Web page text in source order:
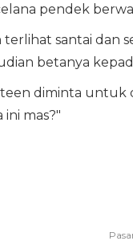
pendek
santai dan
betanya
diminta
ini mas?"